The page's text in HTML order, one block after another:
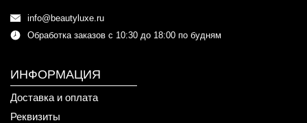
info@beautyluxe.ru
Обработка заказов с 10:30 до 18:00 по будням
ИНФОРМАЦИЯ
Доставка и оплата
Реквизиты